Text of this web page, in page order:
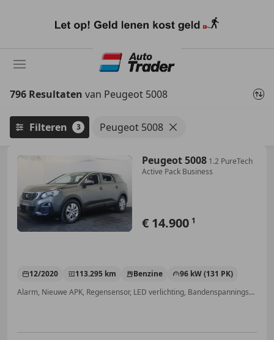
naar
796 Resultaten van Peugeot 5008
Filteren 3 Peugeot 5008
Peugeot 5008 1.2 PureTech
Active Pack Business
€ 14.900 1
12/2020 113.295 km Benzine
96 kW (131 PK)
Alarm, Nieuwe APK, Regensensor, LED verlichting, Bandenspanningscontrole, Startonderbreker, Verkeersbordherkenning, Traction control